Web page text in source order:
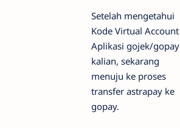
Setelah mengetahui
Kode Virtual Account
Aplikasi gojek/gopay
kalian, sekarang
menuju ke proses
transfer astrapay ke
gopay.